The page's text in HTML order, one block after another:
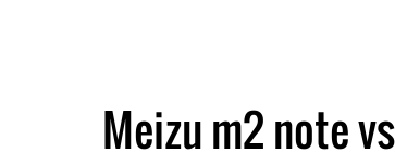
Meizu m2 note